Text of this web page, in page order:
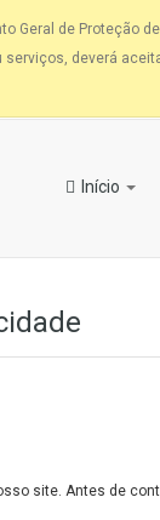
Geral de Proteção
deverá
Início
site. Antes de